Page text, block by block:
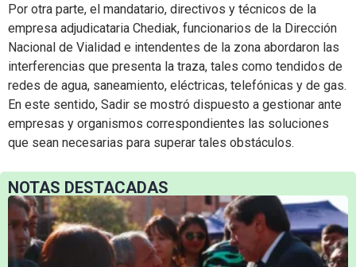
NOTAS DESTACADAS
Por otra parte, el mandatario, directivos y técnicos de la
empresa adjudicataria Chediak, funcionarios de la Dirección
Nacional de Vialidad e intendentes de la zona abordaron las
interferencias que presenta la traza, tales como tendidos de
redes de agua, saneamiento, eléctricas, telefónicas y de gas.
En este sentido, Sadir se mostró dispuesto a gestionar ante
empresas y organismos correspondientes las soluciones
que sean necesarias para superar tales obstáculos.